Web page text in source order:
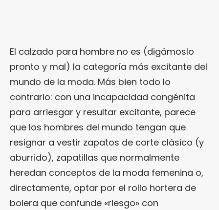
El calzado para hombre no es (digámoslo
pronto y mal) la categoría más excitante del
mundo de la moda. Más bien todo lo
contrario: con una incapacidad congénita
para arriesgar y resultar excitante, parece
que los hombres del mundo tengan que
resignar a vestir zapatos de corte clásico (y
aburrido), zapatillas que normalmente
heredan conceptos de la moda femenina o,
directamente, optar por el rollo hortera de
bolera que confunde «riesgo» con